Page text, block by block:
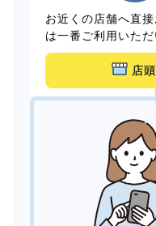
お近くの店舗へ直
は一番ご利用いた
店